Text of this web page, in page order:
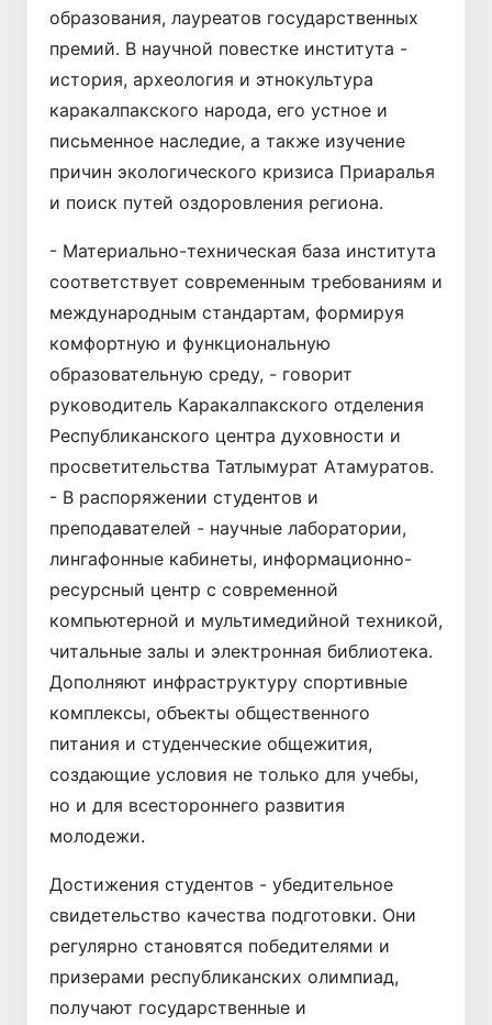
образования, лауреатов государственных
премий. В научной повестке института -
история, археология и этнокультура
каракалпакского народа, его устное и
письменное наследие, а также изучение
причин экологического кризиса Приаралья
и поиск путей оздоровления региона.
- Материально-техническая база института
соответствует современным требованиям и
международным стандартам, формируя
комфортную и функциональную
образовательную среду, - говорит
руководитель Каракалпакского отделения
Республиканского центра духовности и
просветительства Татлымурат Атамуратов.
- В распоряжении студентов и
преподавателей - научные лаборатории,
лингафонные кабинеты, информационно-
ресурсный центр с современной
компьютерной и мультимедийной техникой,
читальные залы и электронная библиотека.
Дополняют инфраструктуру спортивные
комплексы, объекты общественного
питания и студенческие общежития,
создающие условия не только для учебы,
но и для всестороннего развития
молодежи.
Достижения студентов - убедительное
свидетельство качества подготовки. Они
регулярно становятся победителями и
призерами республиканских олимпиад,
получают государственные и